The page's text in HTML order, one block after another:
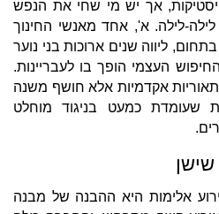
אך יש מי שחי את הנפש
לילה. א', אחד מאנשי החינוך
ליווה שנים ארוכות בני נוער
העצמי הופך בו לעבריינות.
אקדמיות אלא חושף משנה
שעומדת כמעט בניגוד מוחלט
אלימות היא ההבנה של מבנה